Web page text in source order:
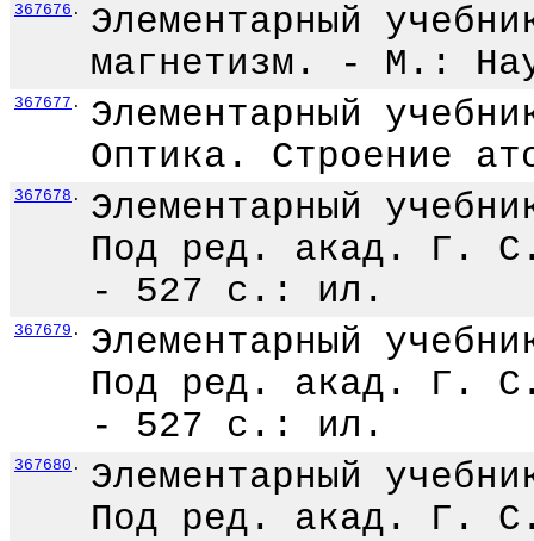
367676 .
Элементарный
магнетизм. - М.:
367677 .
Элементарный
Оптика. Строение
367678 .
Элементарный
Под ред. акад. Г.
- 527 с.: ил.
367679 .
Элементарный
Под ред. акад. Г.
- 527 с.: ил.
367680 .
Элементарный
Под ред. акад. Г.